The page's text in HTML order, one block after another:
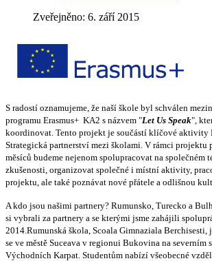
Zveřejněno: 6. září 2015
S radostí oznamujeme, že naší škole byl schválen
programu Erasmus+ KA2 s názvem "Let Us Speak",
koordinovat. Tento projekt je součástí klíčové aktivity
Strategická partnerství mezi školami. V rámci projektu
měsíců budeme nejenom spolupracovat na společném
zkušenosti, organizovat společné i místní aktivity,
projektu, ale také poznávat nové přátele a odlišnou
A kdo jsou našimi partnery? Rumunsko, Turecko a
si vybrali za partnery a se kterými jsme zahájili
2014.Rumunská škola, Scoala Gimnaziala Berchisesti,
se ve městě Suceava v regionui Bukovina na severním
Východních Karpat. Studentům nabízí všeobecné